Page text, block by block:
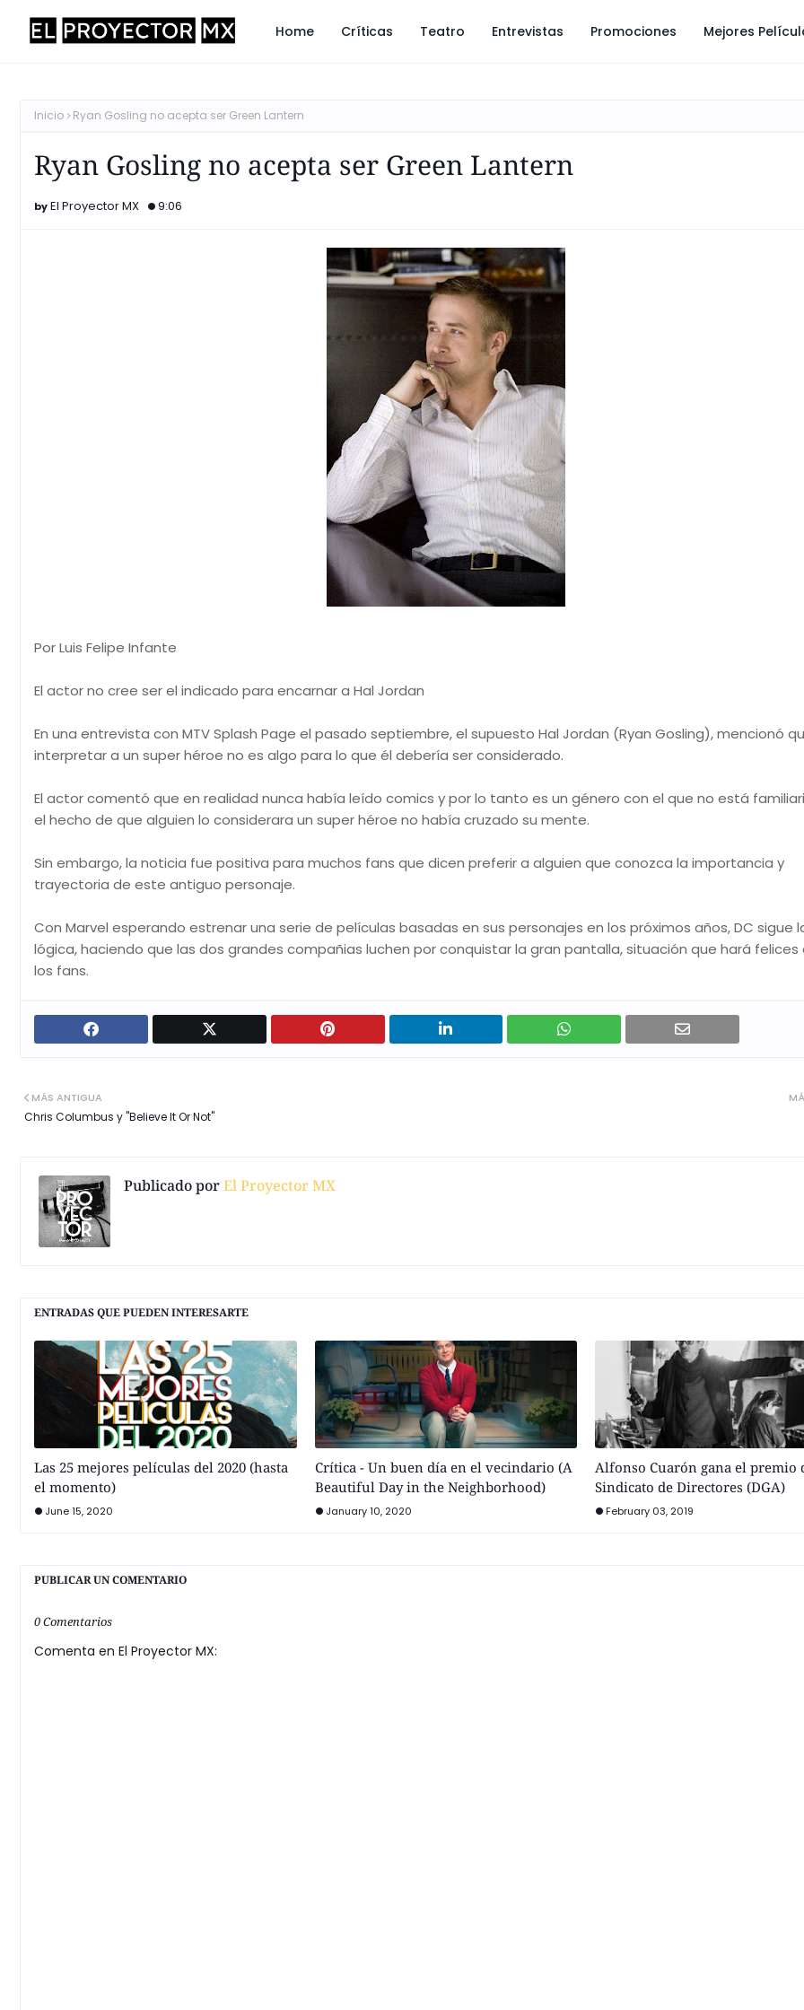
Home Críticas Teatro Entrevistas Promociones Mejores
Inicio Ryan Gosling no acepta ser Green Lantern
Ryan Gosling no acepta ser Green Lantern
El Proyector MX 9:06
Por Luis Felipe Infante
El actor no cree ser el indicado para encarnar a Hal Jordan
En una entrevista con MTV Splash Page el pasado septiembre, el supuesto Hal Jordan (Ryan Gosling), mencionó
interpretar a un super héroe no es algo para lo que él debería ser considerado.
El actor comentó que en realidad nunca había leído comics y por lo tanto es un género con el que no está
el hecho de que alguien lo considerara un super héroe no había cruzado su mente.
Sin embargo, la noticia fue positiva para muchos fans que dicen preferir a alguien que conozca la importancia y
trayectoria de este antiguo personaje.
Con Marvel esperando estrenar una serie de películas basadas en sus personajes en los próximos años, DC sigue
lógica, haciendo que las dos grandes compañias luchen por conquistar la gran pantalla, situación que hará
los fans.
MÁS ANTIGUA
Chris Columbus y "Believe It Or Not"
Publicado porEl Proyector MX
ENTRADAS QUE PUEDEN INTERESARTE
Las 25 mejores películas del 2020 (hasta
el momento)
June 15, 2020
Crítica - Un buen día en el vecindario (A
Beautiful Day in the Neighborhood)
January 10, 2020
Alfonso Cuarón gana el premio
Sindicato de Directores (DGA)
February 03, 2019
PUBLICAR UN COMENTARIO
0 Comentarios
Comenta en El Proyector MX: